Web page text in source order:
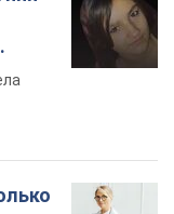
раке